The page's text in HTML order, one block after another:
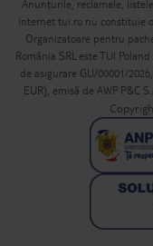
Anunțurile, reclamele,
internet tui.ro nu constituie
Organizatoare pentru
România SRL este TUI
de asigurare GU/00001/
EUR), emisă de AWP P&C